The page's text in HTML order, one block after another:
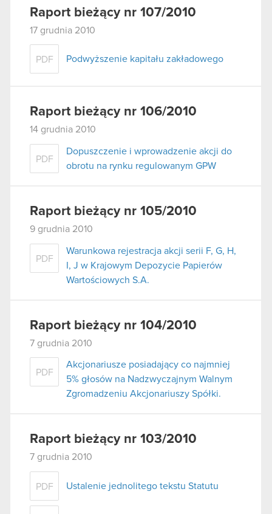
Raport bieżący nr 107/2010
17 grudnia 2010
PDF Podwyższenie kapitału zakładowego
Raport bieżący nr 106/2010
14 grudnia 2010
PDF
Dopuszczenie i wprowadzenie akcji do
obrotu na rynku regulowanym GPW
Raport bieżący nr 105/2010
9 grudnia 2010
PDF
Warunkowa rejestracja akcji serii F, G, H,
I, J w Krajowym Depozycie Papierów
Wartościowych S.A.
Raport bieżący nr 104/2010
7 grudnia 2010
PDF
Akcjonariusze posiadający co najmniej
5% głosów na Nadzwyczajnym Walnym
Zgromadzeniu Akcjonariuszy Spółki.
Raport bieżący nr 103/2010
7 grudnia 2010
PDF Ustalenie jednolitego tekstu Statutu